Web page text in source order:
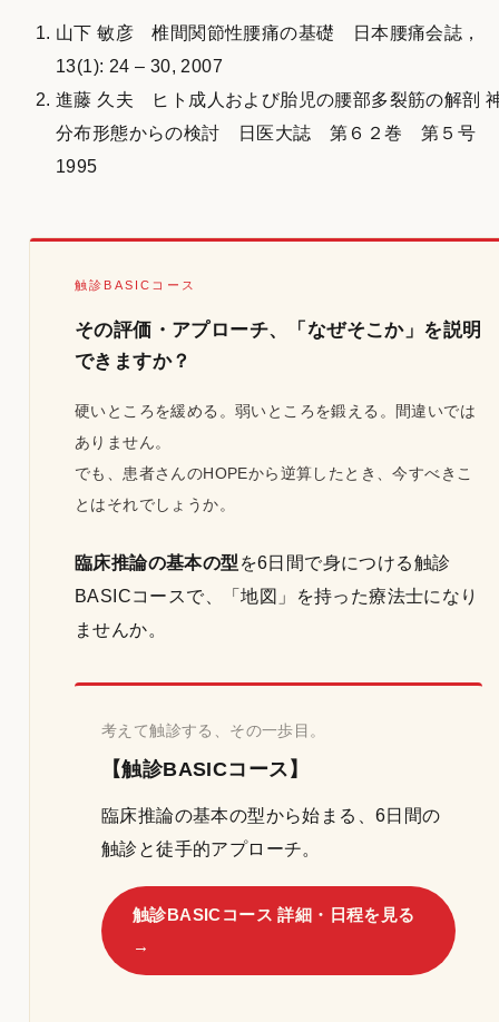
山下 敏彦 椎間関節性腰痛の基礎 日本腰痛会誌，
13(1): 24 – 30, 2007
進藤 久夫 ヒト成人および胎児の腰部多裂筋の解剖
分布形態からの検討 日医大誌 第６２巻 第５号
1995
触診BASICコース
その評価・アプローチ、「なぜそこか」を説明
できますか？
硬いところを緩める。弱いところを鍛える。間違いでは
ありません。
でも、患者さんのHOPEから逆算したとき、今すべきこ
とはそれでしょうか。
臨床推論の基本の型 を6日間で身につける触診
BASICコースで、「地図」を持った療法士になり
ませんか。
考えて触診する、その一歩目。
【触診BASICコース】
臨床推論の基本の型から始まる、6日間の
触診と徒手的アプローチ。
触診BASICコース 詳細・日程を見る
→